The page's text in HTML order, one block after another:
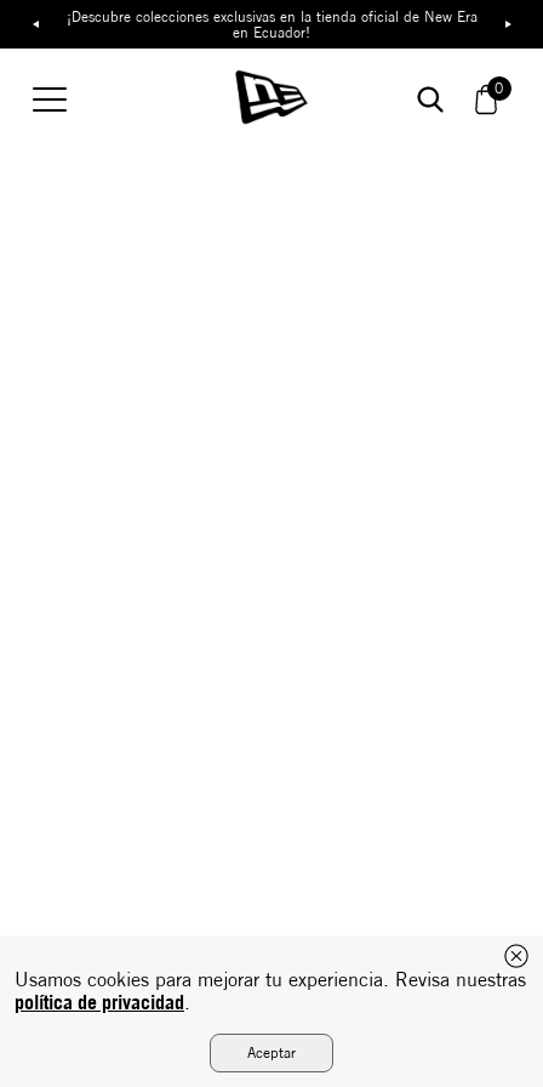
Usamos cookies para mejorar tu experiencia. Revisa nuestras
política de privacidad.
Aceptar
¡Descubre colecciones exclusivas en la tienda oficial de New Era
en Ecuador!
0